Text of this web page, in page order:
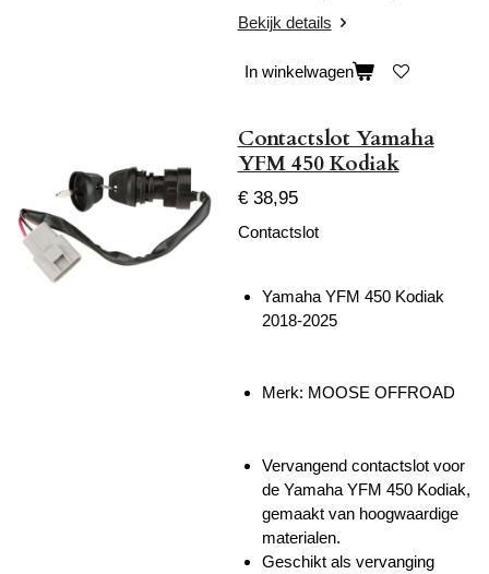
Bekijk details
In winkelwagen
Contactslot Yamaha
YFM 450 Kodiak
€ 38,95
Contactslot
Yamaha YFM 450 Kodiak
2018-2025
Merk: MOOSE OFFROAD
Vervangend contactslot voor
de Yamaha YFM 450 Kodiak,
gemaakt van hoogwaardige
materialen.
Geschikt als vervanging